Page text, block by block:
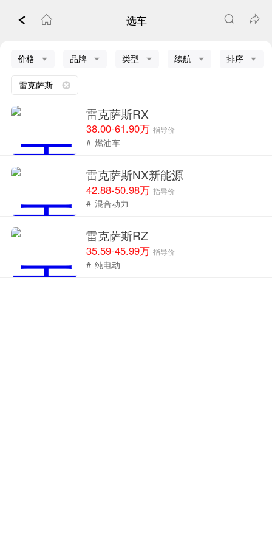
选车
价格 品牌 类型 续航 排序
雷克萨斯
雷克萨斯RX
38.00-61.90万指导价
# 燃油车
雷克萨斯NX新能源
42.88-50.98万指导价
# 混合动力
雷克萨斯RZ
35.59-45.99万指导价
# 纯电动